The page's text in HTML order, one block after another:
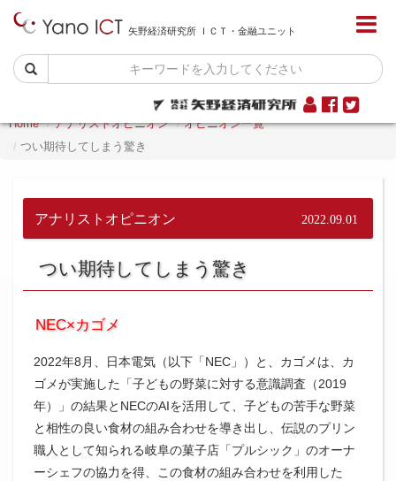
矢野経済研究所 ＩＣＴ・金融ユニット
Home アナリストオピニオン
オピニオン一覧
つい期待してしまう驚き
アナリストオピニオン 2022.09.01
つい期待してしまう驚き
NEC×カゴメ
2022年8月、日本電気（以下「NEC」）と、カゴメは、カ
ゴメが実施した「子どもの野菜に対する意識調査（2019
年）」の結果とNECのAIを活用して、子どもの苦手な野菜
と相性の良い食材の組み合わせを導き出し、伝説のプリン
職人として知られる岐阜の菓子店「プルシック」のオーナ
ーシェフの協力を得、この食材の組み合わせを利用した